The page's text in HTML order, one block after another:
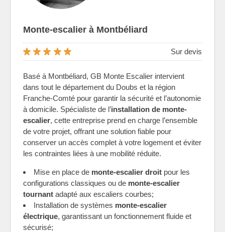
Monte-escalier à Montbéliard
Sur devis
Basé à Montbéliard, GB Monte Escalier intervient
dans tout le département du Doubs et la région
Franche-Comté pour garantir la sécurité et l’autonomie
à domicile. Spécialiste de l’installation de monte-
escalier, cette entreprise prend en charge l’ensemble
de votre projet, offrant une solution fiable pour
conserver un accès complet à votre logement et éviter
les contraintes liées à une mobilité réduite.
Mise en place de monte-escalier droit pour les
configurations classiques ou de monte-escalier
tournant adapté aux escaliers courbes;
Installation de systèmes monte-escalier
électrique, garantissant un fonctionnement fluide et
sécurisé;